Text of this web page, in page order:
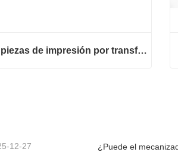
piezas de impresión por transferencia de agua
12-27